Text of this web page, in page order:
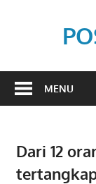
Dan
MENU
Dari 12